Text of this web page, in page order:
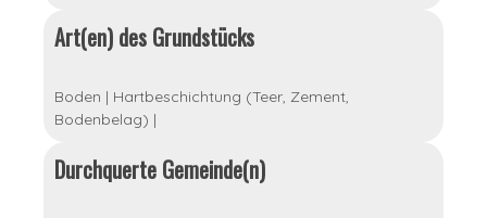
Art(en) des Grundstücks
Boden | Hartbeschichtung (Teer, Zement,
Bodenbelag) |
Durchquerte Gemeinde(n)